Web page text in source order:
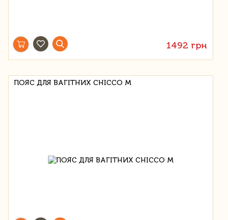
1492 грн
ПОЯС ДЛЯ ВАГІТНИХ CHICCO M